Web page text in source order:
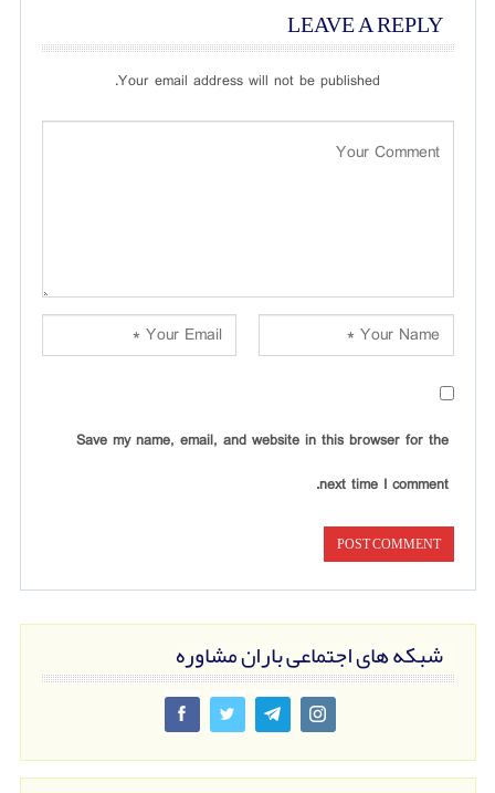
LEAVE A REPLY
Your email address will not be published.
Save my name, email, and website in this browser for the
next time I comment.
شبکه های اجتماعی باران مشاوره